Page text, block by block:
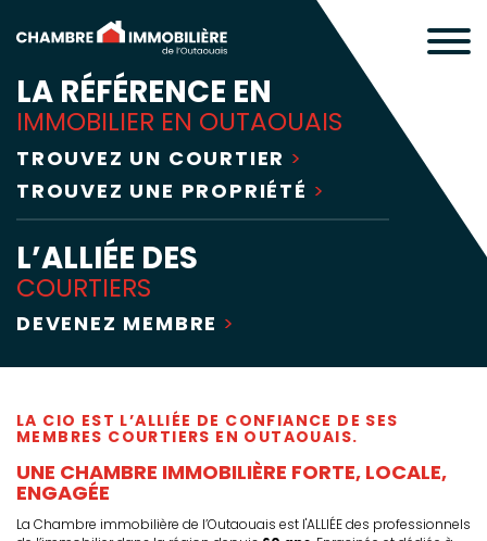
LA RÉFÉRENCE EN
IMMOBILIER EN OUTAOUAIS
TROUVEZ UN COURTIER
TROUVEZ UNE PROPRIÉTÉ
L’ALLIÉE DES
COURTIERS
DEVENEZ MEMBRE
LA CIO EST L’ALLIÉE DE CONFIANCE DE SES
MEMBRES COURTIERS EN OUTAOUAIS.
UNE CHAMBRE IMMOBILIÈRE FORTE, LOCALE,
ENGAGÉE
La Chambre immobilière de l’Outaouais est l'ALLIÉE des professionnels